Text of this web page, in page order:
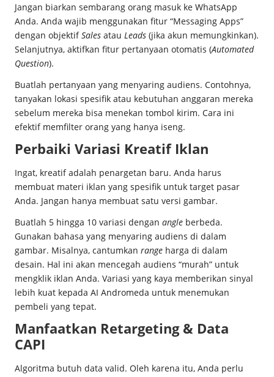
Jangan biarkan sembarang orang masuk ke WhatsApp
Anda. Anda wajib menggunakan fitur “Messaging Apps”
dengan objektifSales atau Leads (jika akun memungkinkan).
Selanjutnya, aktifkan fitur pertanyaan otomatis (Automated
Question).
Buatlah pertanyaan yang menyaring audiens. Contohnya,
tanyakan lokasi spesifik atau kebutuhan anggaran mereka
sebelum mereka bisa menekan tombol kirim. Cara ini
efektif memfilter orang yang hanya iseng.
Perbaiki Variasi Kreatif Iklan
Ingat, kreatif adalah penargetan baru. Anda harus
membuat materi iklan yang spesifik untuk target pasar
Anda. Jangan hanya membuat satu versi gambar.
Buatlah 5 hingga 10 variasi dengan angle berbeda.
Gunakan bahasa yang menyaring audiens di dalam
gambar. Misalnya, cantumkan range harga di dalam
desain. Hal ini akan mencegah audiens “murah” untuk
mengklik iklan Anda. Variasi yang kaya memberikan sinyal
lebih kuat kepada AI Andromeda untuk menemukan
pembeli yang tepat.
Manfaatkan Retargeting & Data
CAPI
Algoritma butuh data valid. Oleh karena itu, Anda perlu